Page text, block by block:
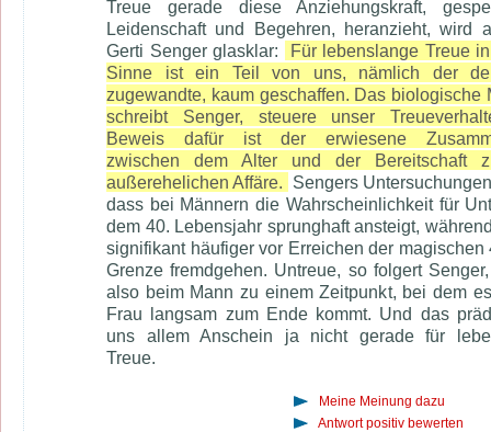
Treue gerade diese Anziehungskraft,
Leidenschaft und Begehren, heranzieht, wird
Gerti Senger glasklar:
Für lebenslange Treue
Sinne ist ein Teil von uns, nämlich der
zugewandte, kaum geschaffen. Das biologische
schreibt Senger, steuere unser
Beweis dafür ist der erwiesene
zwischen dem Alter und der Bereitschaft
außerehelichen Affäre.
Sengers
dass bei Männern die Wahrscheinlichkeit für
dem 40. Lebensjahr sprunghaft ansteigt,
signifikant häufiger vor Erreichen der magischen
Grenze fremdgehen. Untreue, so folgert
also beim Mann zu einem Zeitpunkt, bei dem
Frau langsam zum Ende kommt. Und das
uns allem Anschein ja nicht gerade für
Treue.
Meine Meinung dazu
Antwort positiv bewerten